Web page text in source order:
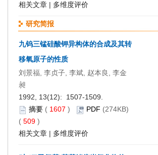
相关文章 | 多维度评价
研究简报
九钨三锰硅酸钾异构体的合成及其转
移氧原子的性质
刘景福, 李贞子, 李斌, 赵本良, 李金
昶
1992, 13(12): 1507-1509.
摘要 ( 1607 ) PDF (274KB)
( 509 )
相关文章 | 多维度评价